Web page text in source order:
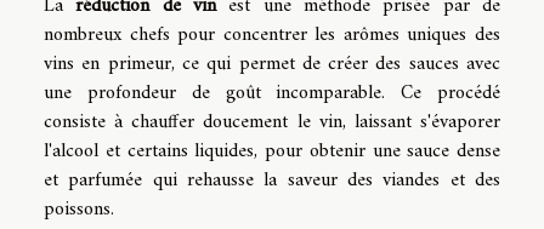
nombreux chefs pour concentrer les arômes uniques des
vins en primeur, ce qui permet de créer des sauces avec
une profondeur de goût incomparable. Ce procédé
consiste à chauffer doucement le vin, laissant s'évaporer
l'alcool et certains liquides, pour obtenir une sauce dense
et parfumée qui rehausse la saveur des viandes et des
poissons.